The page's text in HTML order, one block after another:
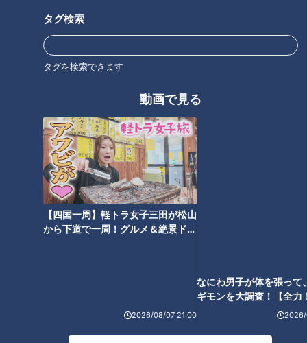
タグ検索
タグを検索できます
動画で見る
【四国一周】軽トラ女子三田が松山
から下道で一周！グルメ＆絶景ドラ
2026/08/07 21:00 2026/
オススメ関連コンテンツ
鬼ツヨ剣士の強豪校！マヂラブ
が文武両道 鈴鹿高校剣道部に向
かいます！【チャント！】
個性派が続々育つ音楽授業！マ
ヂラブが白子高校「吹奏楽コー
ス」に向かいます！【チャン
元バスケ少年のマヂラブ野田が